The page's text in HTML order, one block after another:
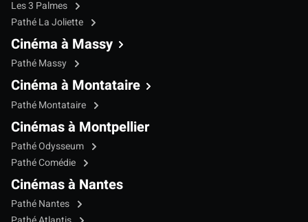
Les 3 Palmes
Pathé La Joliette
Cinéma à Massy
Pathé Massy
Cinéma à Montataire
Pathé Montataire
Cinémas à Montpellier
Pathé Odysseum
Pathé Comédie
Cinémas à Nantes
Pathé Nantes